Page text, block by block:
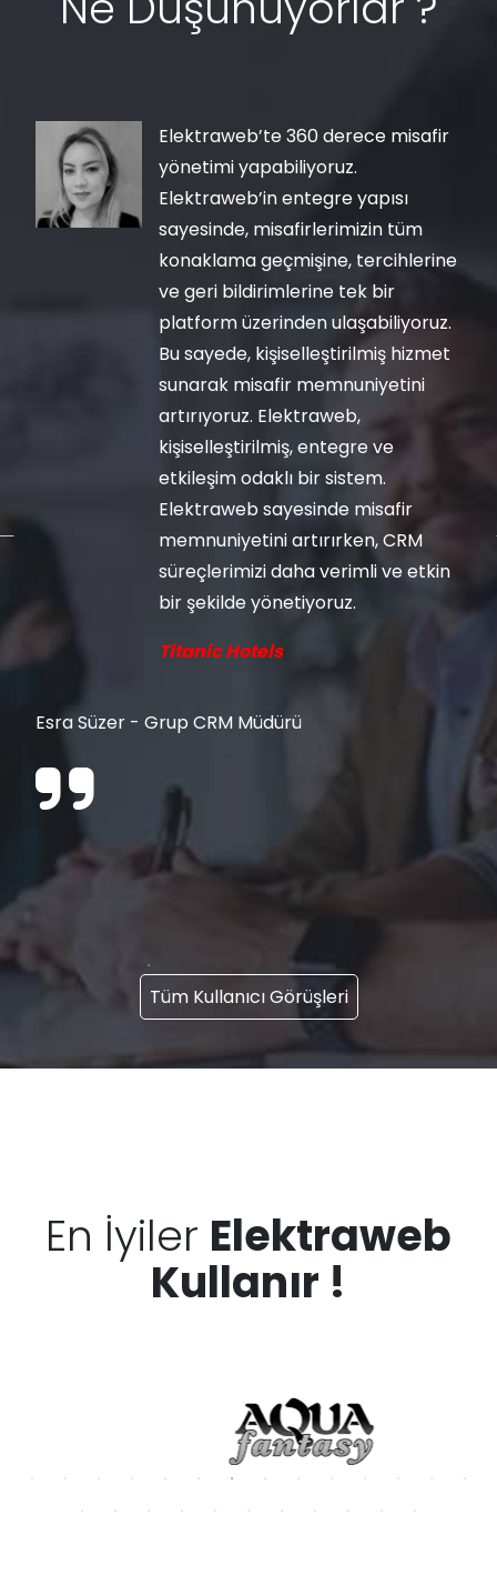
Elektraweb’te 360 derece misafir
yönetimi yapabiliyoruz.
Elektraweb’in entegre yapısı
sayesinde, misafirlerimizin tüm
konaklama geçmişine, tercihlerine
ve geri bildirimlerine tek bir
platform üzerinden ulaşabiliyoruz.
Bu sayede, kişiselleştirilmiş hizmet
sunarak misafir memnuniyetini
artırıyoruz. Elektraweb,
kişiselleştirilmiş, entegre ve
etkileşim odaklı bir sistem.
Elektraweb sayesinde misafir
memnuniyetini artırırken, CRM
süreçlerimizi daha verimli ve etkin
bir şekilde yönetiyoruz.
Titanic Hotels
Esra Süzer - Grup CRM Müdürü
Tüm Kullanıcı Görüşleri
En İyiler Elektraweb
Kullanır !